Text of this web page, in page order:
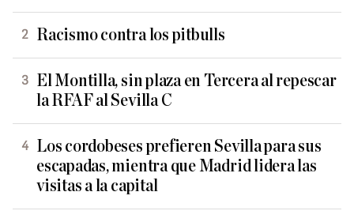
Racismo contra los pitbulls
El Montilla, sin plaza en Tercera al repescar
la RFAF al Sevilla C
Los cordobeses prefieren Sevilla para sus
escapadas, mientra que Madrid lidera las
visitas a la capital